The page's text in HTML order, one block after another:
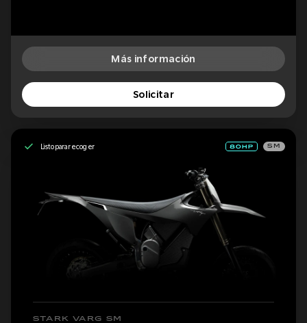
Más información
Solicitar
Listo para recoger SM
STARK VARG SM